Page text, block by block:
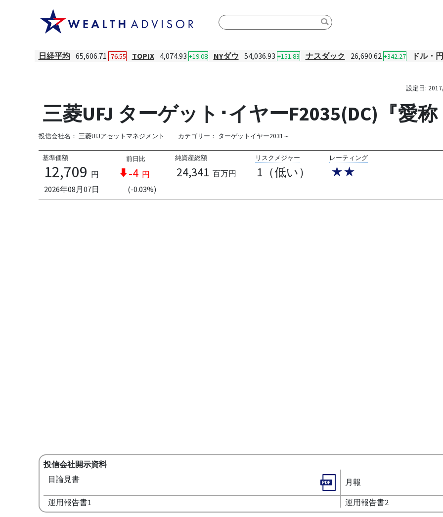
日経平均 65,606.71 -76.55 TOPIX 4,074.93 +19.08 NYダウ 54,036.93 +151.83 ナスダック 26,690.62 +342.27 ドル・円
設定日:
三菱UFJ ターゲット･イヤーF2035(DC)『愛
投信会社名： 三菱UFJアセットマネジメント カテゴリー： ターゲットイヤー2031～
基準価額
12,709 円
2026年08月07日
前日比
-4 円
(-0.03%)
純資産総額
24,341 百万円
リスクメジャー
1（低い）
レーティング
★★
投信会社開示資料
目論見書
月報
運用報告書1 運用報告書2